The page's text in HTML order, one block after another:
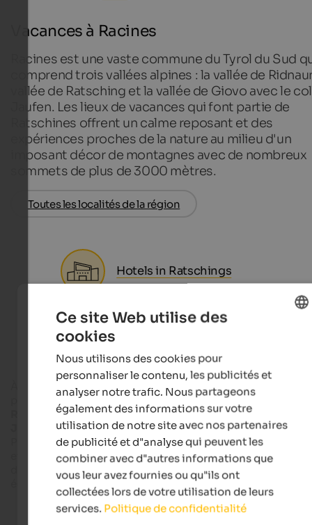
Vacances à Racines
Racines est une vaste commune du Tyrol du Sud
comprend trois vallées alpines : la vallée de
vallée de Ratsching et la vallée de Giovo avec le
Jaufen. Les lieux de vacances qui font partie de
Ratschines offrent un calme reposant et des
expériences proches de la nature au milieu d'un
imposant décor de montagnes avec de nombreux
sommets de plus de 3000 mètres.
Toutes les localités de la région
Hotels in Ratschings
Apartments in Ratschings
À Racines, chaque vacancier trouvera sa vallée préférée pour
passer des vacances détendues à la montagne - de la
Ratsching, idéale pour les familles, à lavalléeidyllique
, en passant par lavallée de Ridnaun , très variée.
Particulièrement chouette :Racines mise sur le tourisme
et est membre d'Alpine Pearls. Cette association de stations
de vacances dans les Alpes mise sur la durabilité et la
écologique.
Ce site Web utilise des
cookies
Nous utilisons des cookies pour
personnaliser le contenu, les publicités et
analyser notre trafic. Nous partageons
également des informations sur votre
utilisation de notre site avec nos partenaires
de publicité et d"analyse qui peuvent les
combiner avec d"autres informations que
vous leur avez fournies ou qu"ils ont
collectées lors de votre utilisation de leurs
services. Politique de confidentialité